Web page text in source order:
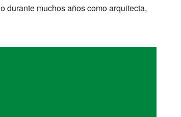
durante muchos años como arquitecta,